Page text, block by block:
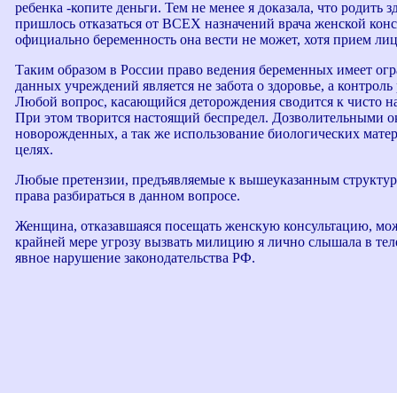
ребенка -копите деньги. Тем не менее я доказала, что
пришлось отказаться от ВСЕХ назначений врача женской
официально беременность она вести не может, хотя прием
Таким образом в России право ведения беременных имеет
данных учреждений является не забота о здоровье, а
Любой вопрос, касающийся деторождения сводится к чисто
При этом творится настоящий беспредел. Дозволительными
новорожденных, а так же использование биологических
целях.
Любые претензии, предъявляемые к вышеуказанным
права разбираться в данном вопросе.
Женщина, отказавшаяся посещать женскую консультацию,
крайней мере угрозу вызвать милицию я лично слышала в
явное нарушение законодательства РФ.